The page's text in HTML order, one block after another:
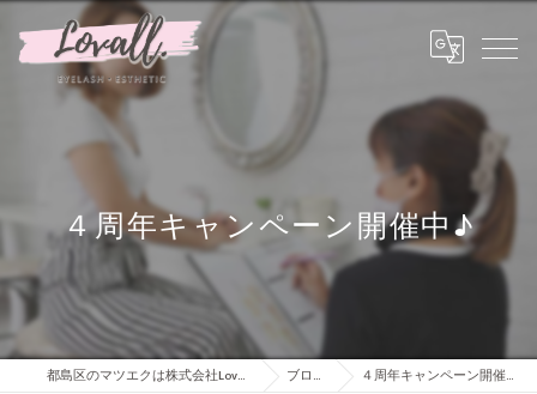
４周年キャンペーン開催中♪
都島区のマツエクは株式会社Lovall ブログ ４周年キャンペーン開催中♪